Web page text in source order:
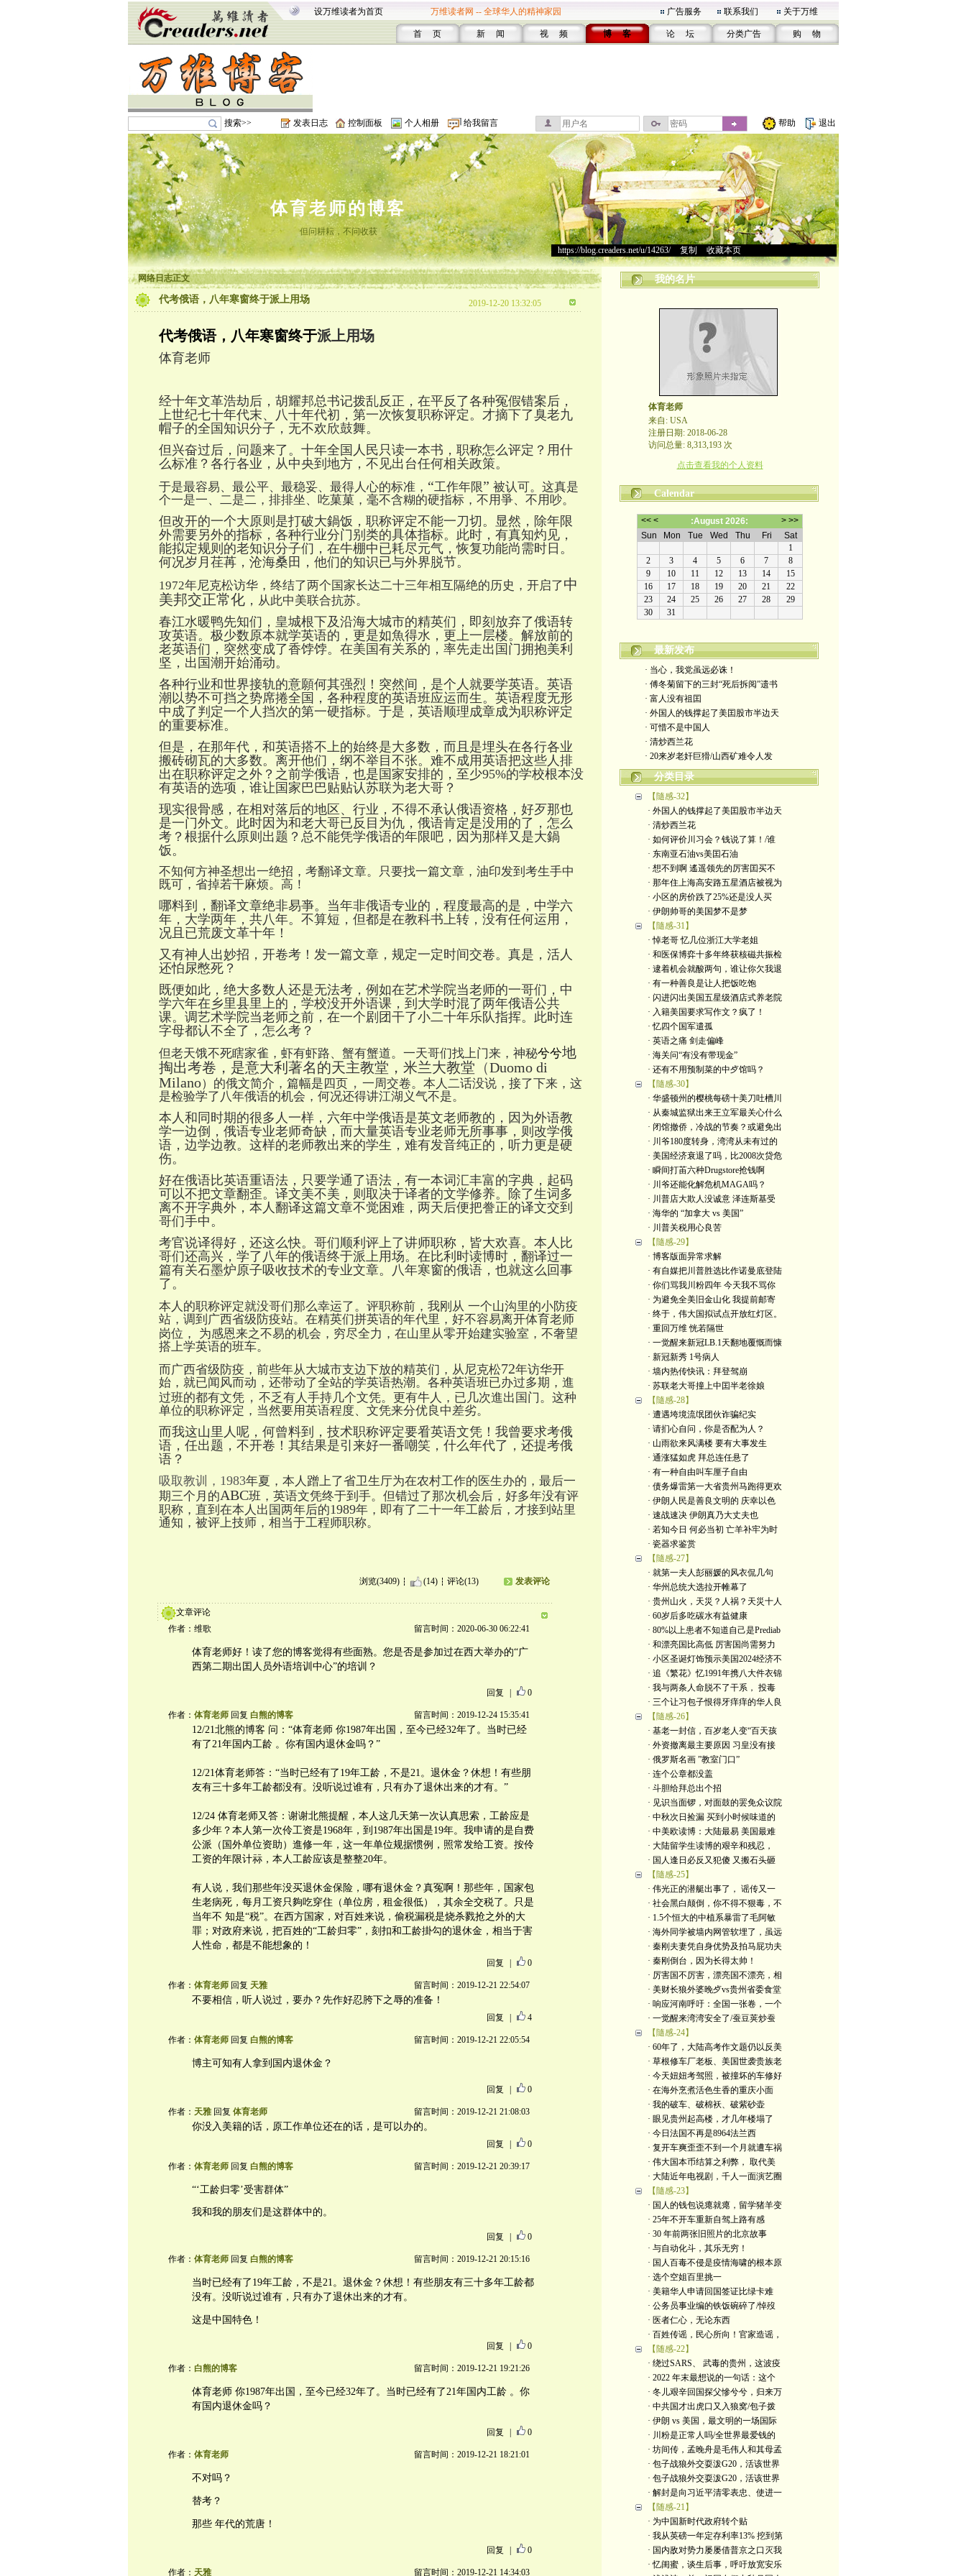
设万维读者为首页 万维读者网 -- 全球华人的精神家园 广告服务 联系我们 关于万维
首 页 新 闻 视 频 博 客 论 坛 分类广告 购 物
搜索>> 发表日志 控制面板 个人相册 给我留言 帮助 退出
体育老师的博客
但问耕耘，不问收获
https://blog.creaders.net/u/14263/> 复制 收藏本页
网络日志正文
代考俄语，八年寒窗终于派上用场 2019-12-20 13:32:05
代考俄语，八年寒窗终于派上用场
体育老师
经十年文革浩劫后，胡耀邦总书记拨乱反正，在平反了各种冤假错案后，
上世纪七十年代末、八十年代初，第一次恢复职称评定。才摘下了臭老九
帽子的全国知识分子，无不欢欣鼓舞。
但兴奋过后，问题来了。十年全国人民只读一本书，职称怎么评定？用什
么标准？各行各业，从中央到地方，不见出台任何相关政策。
于是最容易、最公平、最稳妥、最得人心的标准， “工作年限” 被认可。这真是
个一是一、二是二，排排坐、吃菓菓，毫不含糊的硬指标，不用爭、不用吵。
但改开的一个大原则是打破大鍋饭，职称评定不能一刀切。显然，除年限
外需要另外的指标，各种行业分门别类的具体指标。此时，有真知灼见，
能拟定规则的老知识分子们，在牛棚中已耗尽元气，恢复功能尚需时日。
何况岁月荏苒，沧海桑田，他们的知识已与外界脱节。
1972年尼克松访华，终结了两个国家长达二十三年相互隔绝的历史，开启了中
美邦交正常化， 从此中美联合抗苏。
春江水暖鸭先知们，皇城根下及沿海大城市的精英们，即刻放弃了俄语转
攻英语。极少数原本就学英语的，更是如魚得水，更上一层楼。解放前的
老英语们，突然变成了香饽饽。在美国有关系的，率先走出国门拥抱美利
坚，出国潮开始涌动。
各种行业和世界接轨的意願何其强烈！突然间，是个人就要学英语。英语
潮以势不可挡之势席捲全国，各种程度的英语班应运而生。英语程度无形
中成了判定一个人挡次的第一硬指标。于是，英语顺理成章成为职称评定
的重要标准。
但是，在那年代，和英语搭不上的始终是大多数，而且是埋头在各行各业
搬砖砌瓦的大多数。离开他们，纲不举目不张。难不成用英语把这些人排
出在职称评定之外？之前学俄语，也是国家安排的，至少95%的学校根本没
有英语的选项，谁让国家巴巴贴贴认苏联为老大哥？
现实很骨感，在相对落后的地区、行业，不得不承认俄语资格，好歹那也
是一门外文。此时因为和老大哥已反目为仇，俄语肯定是没用的了，怎么
考？根据什么原则出题？总不能凭学俄语的年限吧，因为那样又是大鍋
饭。
不知何方神圣想出一绝招，考翻译文章。只要找一篇文章，油印发到考生手中
既可，省掉若干麻烦。高！
哪料到，翻译文章绝非易亊。当年非俄语专业的，程度最高的是，中学六
年，大学两年，共八年。不算短，但都是在教科书上转，没有任何运用，
况且已荒废文革十年！
又有神人出妙招，开卷考！发一篇文章，规定一定时间交卷。真是，活人
还怕尿憋死？
既便如此，绝大多数人还是无法考，例如在艺术学院当老师的一哥们，中
学六年在乡里县里上的，学校没开外语课，到大学时混了两年俄语公共
课。调艺术学院当老师之前，在一个剧团干了小二十年乐队指挥。此时连
字母都认不全了，怎么考？
但老天饿不死瞎家雀，虾有虾路、蟹有蟹道。一天哥们找上门来，神秘兮兮地
掏出考卷，是意大利著名的天主教堂，米兰大教堂 （Duomo di
Milano）的俄文简介，篇幅是四页， 一周交卷。本人二话没说，接了下来，这
是检验学了八年俄语的机会，何况还得讲江湖义气不是。
本人和同时期的很多人一样，六年中学俄语是英文老师教的，因为外语教
学一边倒，俄语专业老师奇缺，而大量英语专业老师无所事事，则改学俄
语，边学边教。这样的老师教出来的学生，难有发音纯正的，听力更是硬
伤。
好在俄语比英语重语法，只要学通了语法，有一本词汇丰富的字典，起码
可以不把文章翻歪。译文美不美，则取决于译者的文学修养。除了生词多
离不开字典外，本人翻译这篇文章不觉困难，两天后便把誊正的译文交到
哥们手中。
考官说译得好，还这么快。哥们顺利评上了讲师职称，皆大欢喜。本人比
哥们还高兴，学了八年的俄语终于派上用场。在比利时读博时，翻译过一
篇有关石墨炉原子吸收技术的专业文章。八年寒窗的俄语，也就这么回事
了。
本人的职称评定就没哥们那么幸运了。评职称前，我刚从 一个山沟里的小防疫
站，调到广西省级防疫站。在精英们拼英语的年代里，好不容易离开体育老师
岗位，
为感恩来之不易的机会，穷尽全力，在山里从零开始建实验室，不奢望
搭上学英语的班车。
而广西省级防疫，前些年从大城市支边下放的精英们，从尼克松72年访华开
始，就已闻风而动，还带动了全站的学英语热潮。各种英语班已办过多期，進
过班的都有文凭， 不乏有人手持几个文凭。更有牛人，已几次進出国门。这种
单位的职称评定，当然要用英语程度、文凭来分优良中差劣。
而我这山里人呢，何曾料到，技术职称评定要㸔英语文凭！我曾要求考俄
语，任出题，不开卷！其结果是引来好一番嘲笑，什么年代了，还提考俄
语？
吸取教训， 1983年夏，本人蹭上了省卫生厅为在农村工作的医生办的，最后一
期三个月的ABC班，英语文凭终于到手。但错过了那次机会后，好多年没有评
职称，直到在本人出国两年后的1989年，即有了二十一年工龄后，才接到站里
通知，被评上技师，相当于工程师职称。
浏览(3409) (14) 评论(13) 发表评论
文章评论
作者：维歌
留言时间：2020-06-30 06:22:41
体育老师好！读了您的博客觉得有些面熟。您是否是参加过在西大举办的“广
西第二期出囯人员外语培训中心”的培训？
回复 0
作者： 体育老师回复 白熊的博客 留言时间：2019-12-24 15:35:41
12/21北熊的博客 问：“体育老师 你1987年出国，至今已经32年了。当时已经
有了21年国内工龄 。你有国内退休金吗？”
12/21体育老师答：“当时已经有了19年工龄，不是21。退休金？休想！有些朋
友有三十多年工龄都没有。没听说过谁有，只有办了退休出来的才有。”
12/24 体育老师又答：谢谢北熊提醒，本人这几天第一次认真思索，工龄应是
多少年？本人第一次伶工资是1968年，到1987年出国是19年。我申请的是自费
公派（国外单位资助）進修一年，这一年单位规据惯例，照常发给工资。按伶
工资的年限计祘，本人工龄应该是整整20年。
有人说，我们那些年没买退休金保险，哪有退休金？真冤啊！那些年，国家包
生老病死，每月工资只夠吃穿住（单位房，租金很低），其余全交税了。只是
当年不 知是“税”。在西方国家，对百姓来说，偷税漏税是烧杀戮抢之外的大
罪；对政府来说，把百姓的“工龄归零”，刻扣和工龄掛勾的退休金，相当于害
人性命，都是不能想象的！
回复 0
作者： 体育老师回复 天雅 留言时间：2019-12-21 22:54:07
不要相信，听人说过，要办？先作好忍胯下之辱的准备！
回复 4
作者： 体育老师回复 白熊的博客 留言时间：2019-12-21 22:05:54
博主可知有人拿到国内退休金？
回复 0
作者： 天雅回复 体育老师 留言时间：2019-12-21 21:08:03
你没入美籍的话，原工作单位还在的话，是可以办的。
回复 0
作者： 体育老师回复 白熊的博客 留言时间：2019-12-21 20:39:17
“‘工龄归零’受害群体”
我和我的朋友们是这群体中的。
回复 0
作者： 体育老师回复 白熊的博客 留言时间：2019-12-21 20:15:16
当时已经有了19年工龄，不是21。退休金？休想！有些朋友有三十多年工龄都
没有。没听说过谁有，只有办了退休出来的才有。
这是中国特色！
回复 0
作者： 白熊的博客 留言时间：2019-12-21 19:21:26
体育老师 你1987年出国，至今已经32年了。当时已经有了21年国内工龄 。你
有国内退休金吗？
回复 0
作者： 体育老师 留言时间：2019-12-21 18:21:01
不对吗？
替考？
那些 年代的荒唐！
回复 0
作者： 天雅 留言时间：2019-12-21 14:34:03
我的名片
体育老师
来自: USA
注册日期: 2018-06-28
访问总量: 8,313,193 次
点击查看我的个人资料
Calendar
最新发布
· 当心，我党虽远必诛！
· 傅冬菊留下的三封“死后拆阅”遗书
· 富人没有祖囯
· 外国人的钱撑起了美囯股市半边天
· 可惜不是中国人
· 清炒西兰花
· 20来岁老奸巨猾/山西矿难令人发
分类目录
【隨感-32】
· 外国人的钱撑起了美囯股市半边天
· 清炒西兰花
· 如何评价川习会？钱说了算！/谁
· 东南亚石油vs美囯石油
· 想不到啊 遙遥领先的厉害囯买不
· 那年住上海高安路五星酒店被视为
· 小区的房价跌了25%还是没人买
· 伊朗帅哥的美国梦不是梦
【隨感-31】
· 悼老哥 忆几位浙江大学老姐
· 和医保博弈十多年终获核磁共振检
· 逮着机会就酸两句，谁让你欠我退
· 有一种善良是让人把饭吃饱
· 闪进闪出美国五星级酒店式养老院
· 入籍美国要求写作文？疯了！
· 忆四个国军遣孤
· 英语之痛 剑走偏峰
· 海关问“有没有带现金”
· 还有不用预制菜的中歺馆吗？
【隨感-30】
· 华盛顿州的樱桃每磅十美刀吐槽川
· 从秦城监狱出来王立军最关心什么
· 闭馆撤侨，冷战的节奏？或避免出
· 川爷180度转身，湾湾从未有过的
· 美国经济衰退了吗，比2008次贷危
· 瞬间打苖六种Drugstore抢钱啊
· 川爷还能化解危机MAGA吗？
· 川普店大欺人没诚意 泽连斯基受
· 海华的 “加拿大 vs 美国”
· 川普关税用心良苦
【隨感-29】
· 博客版面异常求解
· 有自媒把川普胜选比作诺曼底登陆
· 你们骂我川粉四年 今天我不骂你
· 为避免全美旧金山化 我提前邮寄
· 终于，伟大国拟试点开放红灯区。
· 重回万维 恍若隔世
· 一觉醒来新冠LB.1天翻地覆慨而慷
· 新冠新秀 1号病人
· 墙内热传快讯：拜登驾崩
· 苏联老大哥撞上中囯半老徐娘
【隨感-28】
· 遭遇垮境流氓团伙诈骗纪实
· 请扪心自问，你是否配为人？
· 山雨欲来风满楼 要有大事发生
· 通涨猛如虎 拜总连任悬了
· 有一种自由叫车厘子自由
· 债务爆雷第一大省贵州马跑得更欢
· 伊朗人民是善良文明的 庆幸以色
· 速战速决 伊朗真乃大丈夫也
· 若知今日 何必当初 亡羊补牢为时
· 瓷器求鉴赏
【隨感-27】
· 就第一夫人彭丽媛的风衣侃几句
· 华州总统大选拉开帷幕了
· 贵州山火，天災？人祸？天災十人
· 60岁后多吃碳水有益健康
· 80%以上患者不知道自己是Prediab
· 和漂亮国比高低 厉害国尚需努力
· 小区圣诞灯饰预示美国2024经济不
· 追《繁花》忆1991年携八大件衣锦
· 我与两条人命脱不了干系， 投毒
· 三个让习包子恨得牙痒痒的华人良
【隨感-26】
· 基老一封信，百岁老人变“百天孩
· 外资撤离最主要原因 习皇没有接
· 俄罗斯名画 ”教室门口”
· 连个公章都没盖
· 斗胆给拜总出个招
· 见识当面锣，对面鼓的罢免众议院
· 中秋次日捡漏 买到小时候味道的
· 中美欧读博：大陆最易 美国最难
· 大陆留学生读博的艰辛和残忍，
· 国人逢日必反又犯傻 又搬石头砸
【隨感-25】
· 伟光正的潜艇出事了， 谣传又一
· 社会黑白颠倒，你不得不狠毒，不
· 1.5个恒大的中植系暴雷了毛阿敏
· 海外同学被墙内网管软埋了，虽远
· 秦刚夫妻凭自身优势及拍马屁功夫
· 秦刚倒台，因为长得太帅！
· 厉害国不厉害，漂亮国不漂亮，相
· 美财长狼外婆晚歺vs贵州省委食堂
· 响应河南呼吁：全国一张卷，一个
· 一觉醒来湾湾安全了/蚕豆荚炒蚕
【隨感-24】
· 60年了，大陆高考作文题仍以反美
· 草根修车厂老板、美国世袭贵族老
· 今天妞妞考驾照，被撞坏的车修好
· 在海外烹煮活色生香的重庆小面
· 我的破车、破棉袄、破紫砂壶
· 眼见贵州起高楼，才几年楼塌了
· 今日法国不再是8964法兰西
· 复开车爽歪歪不到一个月就遭车祸
· 伟大国本币结算之利弊， 取代美
· 大陆近年电视剧，千人一面演艺圈
【隨感-23】
· 国人的钱包说瘪就瘪，留学猪羊变
· 25年不开车重新自驾上路有感
· 30 年前两张旧照片的北京故事
· 与自动化斗，其乐无穷！
· 国人百毒不侵是疫情海啸的根本原
· 选个空姐百里挑一
· 美籍华人申请回国签证比绿卡难
· 公务员事业编的铁饭碗碎了/悼歿
· 医者仁心，无论东西
· 百姓传谣，民心所向！官家造谣，
【随感-22】
· 绕过SARS、 武毒的贵州，这波疫
· 2022 年末最想说的一句话：这个
· 冬儿艰辛回国探父慘兮兮，归来万
· 中共国才出虎口又入狼窝/包子拨
· 伊朗 vs 美国，最文明的一场国际
· 川粉是正常人吗/全世界最爱钱的
· 坊间传，孟晚舟是毛伟人和其母孟
· 包子战狼外交耍泼G20，活该世界
· 包子战狼外交耍泼G20，活该世界
· 解封是向习近平清零表忠、使进一
【随感-21】
· 为中国新时代政府转个贴
· 我从英磅一年定存利率13% 挖到第
· 国内敌对势力屡屡借普京之口灭我
· 忆闺蜜，谈生后事，呼吁放宽安乐